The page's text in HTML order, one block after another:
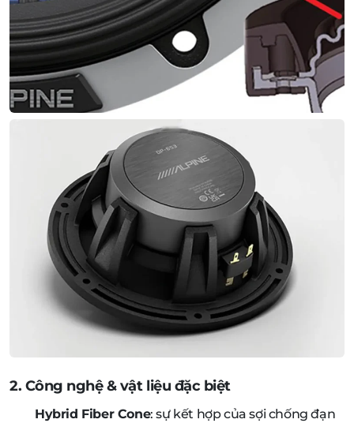
2. Công nghệ & vật liệu đặc biệt
Hybrid Fiber Cone: sự kết hợp của sợi chống đạn